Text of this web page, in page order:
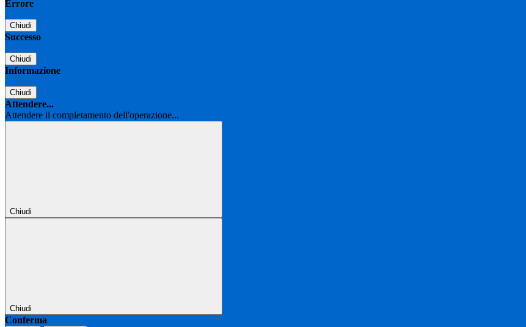
Errore
Chiudi
Successo
Chiudi
Informazione
Chiudi
Attendere...
Attendere il completamento dell'operazione...
Chiudi
Chiudi
Conferma